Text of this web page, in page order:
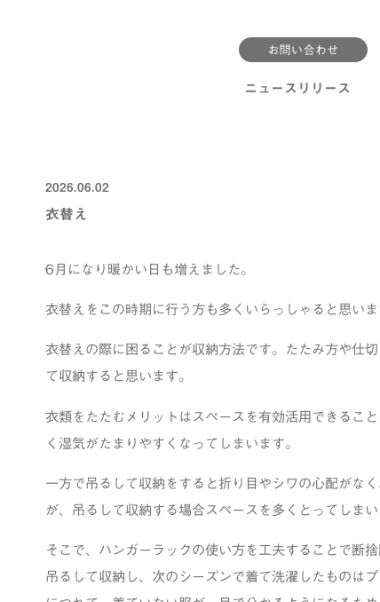
ニュースリリース
2026.06.02
衣替え
6月になり暖かい日も増えました。
衣替えをこの時期に行う方も多くいらっしゃると思いま
衣替えの際に困ることが収納方法です。たたみ方や仕
て収納すると思います。
衣類をたたむメリットはスペースを有効活用できるこ
く湿気がたまりやすくなってしまいます。
一方で吊るして収納をすると折り目やシワの心配がな
が、吊るして収納する場合スペースを多くとってしまい
そこで、ハンガーラックの使い方を工夫することで断
吊るして収納し、次のシーズンで着て洗濯したものは